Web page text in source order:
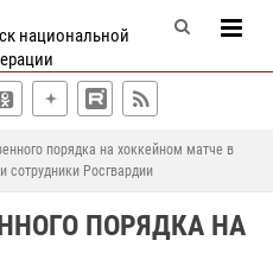
национальной
порядка на хоккейном матче в
сотрудники Росгвардии
ПОРЯДКА НА